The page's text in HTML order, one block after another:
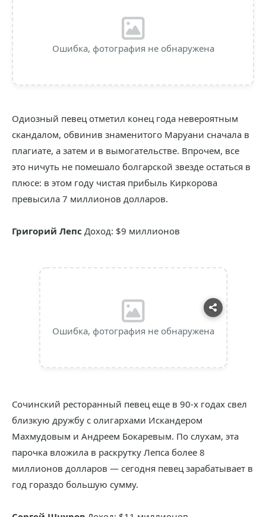
Ошибка, фотография не обнаружена
Одиозный певец отметил конец года невероятным
скандалом, обвинив знаменитого Маруани сначала в
плагиате, а затем и в вымогательстве. Впрочем, все
это ничуть не помешало болгарской звезде остаться в
плюсе: в этом году чистая прибыль Киркорова
превысила 7 миллионов долларов.
Григорий Лепс Доход: $9 миллионов
Ошибка, фотография не обнаружена
Сочинский ресторанный певец еще в 90-х годах свел
близкую дружбу с олигархами Искандером
Махмудовым и Андреем Бокаревым. По слухам, эта
парочка вложила в раскрутку Лепса более 8
миллионов долларов — сегодня певец зарабатывает в
год гораздо большую сумму.